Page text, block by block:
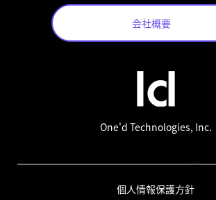
会社概要
One'd Technologies, Inc.
個人情報保護方針